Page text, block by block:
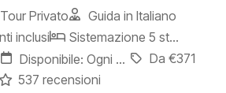
Tour Privato
Guida in Italiano
inclusi
Sistemazione 5 stelle
Disponibile: Ogni giorno
Da €371
537 recensioni